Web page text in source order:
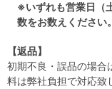
※いずれも営業日（
数をお数えください。
【返品】
初期不良・誤品の場合
料は弊社負担で対応致